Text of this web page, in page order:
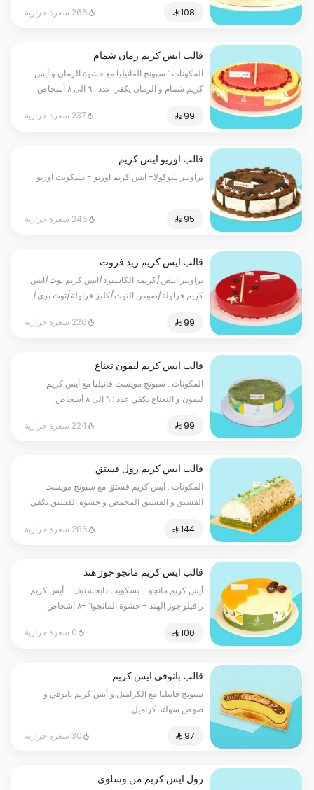
أسخاص
266 سعرة حرارية
قالب ايس كريم رمان شمام
المكونات : سبونج الفانيليا مع حشوة الرمان و أيس
كريم شمام و الرمان يكفي عدد : ٦ الى ٨ أسخاص
237 سعرة حرارية
قالب اوريو ايس كريم
براونيز شوكولا- ايس كريم اوريو - بسكويت اوريو
246 سعرة حرارية
قالب ايس كريم ريد فروت
براونيز ابيض/كريمة الكاسترد/ايس كريم توت/ايس
كريم فراولة/صوص التوت/كليز فراولة/توت برى/
226 سعرة حرارية
قالب ايس كريم ليمون نعناع
المكونات : سبونج مويست فانيليا مع أيس كريم
ليمون و النعناع يكفي عدد : ٦ الى ٨ أسخاص
224 سعرة حرارية
قالب ايس كريم رول فستق
المكونات : أيس كريم فستق مع سبونج مويست
الفستق و الفستق المحمص و حشوة الفستق يكفي
⁨⁦‪‬ 144⁩
286 سعرة حرارية
قالب ايس كريم مانجو جوز هند
أيس كريم مانجو - بسكويت دايجستيف - أيس كريم
رافيلو جوز الهند - حشوة المانجو٦ -٨ أشخاص
0 سعرة حرارية
قالب بانوفي ايس كريم
سبونج فانيليا مع الكرامبل و أيس كريم بانوفي و
صوص سولتد كراميل
30 سعرة حرارية
رول ايس كريم من وسلوى